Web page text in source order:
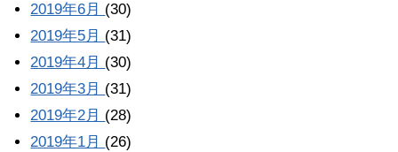
2019年6月 (30)
2019年5月 (31)
2019年4月 (30)
2019年3月 (31)
2019年2月 (28)
2019年1月 (26)